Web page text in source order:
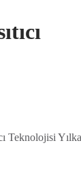
Teknolojisi